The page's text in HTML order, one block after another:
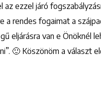
ezzel járó
rendes fogaimat a
eljárásra van e Önöknél
🙂 Köszönöm a választ